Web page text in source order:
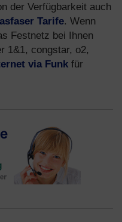
der Verfügbarkeit auch
Tarife. Wenn
Festnetz bei Ihnen
1&1, congstar, o2,
via Funk für